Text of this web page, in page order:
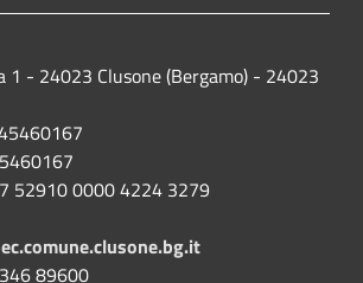
1 - 24023 Clusone (Bergamo) - 24023
52910 0000 4224 3279
89600